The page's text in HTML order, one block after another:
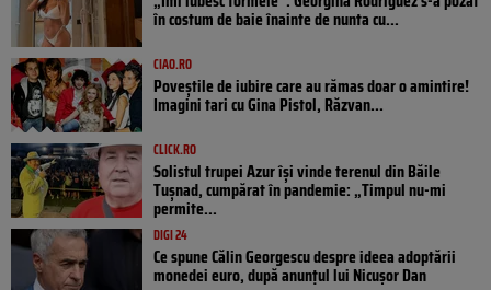
în costum de baie înainte de nunta cu...
CIAO.RO
Poveştile de iubire care au rămas doar o amintire!
Imagini tari cu Gina Pistol, Răzvan...
CLICK.RO
Solistul trupei Azur își vinde terenul din Băile
Tușnad, cumpărat în pandemie: „Timpul nu-mi
permite...
DIGI 24
Ce spune Călin Georgescu despre ideea adoptării
monedei euro, după anunțul lui Nicușor Dan